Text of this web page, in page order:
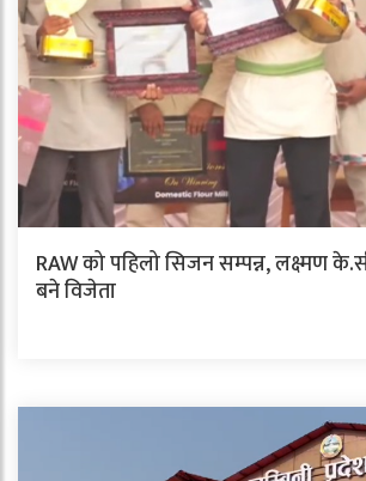
RAW को पहिलो सिजन सम्पन्न, लक्ष्मण
बने विजेता